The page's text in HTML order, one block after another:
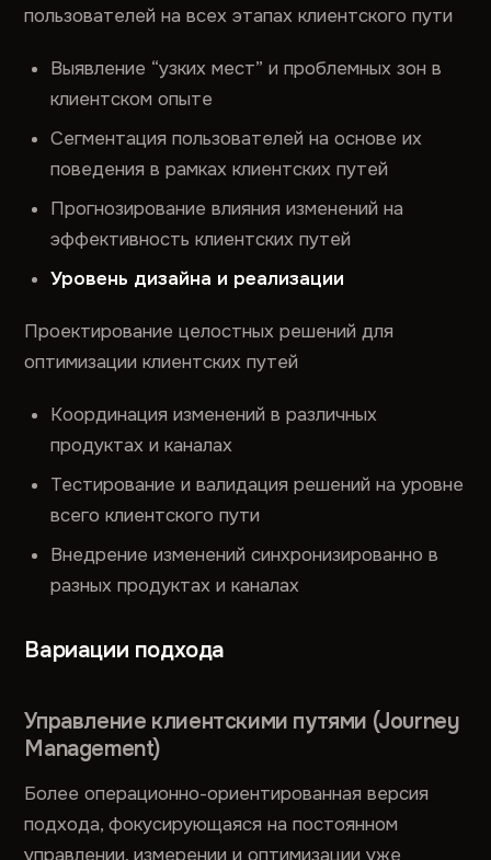
пользователей на всех этапах клиентского пути
Выявление “узких мест” и проблемных зон в
клиентском опыте
Сегментация пользователей на основе их
поведения в рамках клиентских путей
Прогнозирование влияния изменений на
эффективность клиентских путей
Уровень дизайна и реализации
Проектирование целостных решений для
оптимизации клиентских путей
Координация изменений в различных
продуктах и каналах
Тестирование и валидация решений на уровне
всего клиентского пути
Внедрение изменений синхронизированно в
разных продуктах и каналах
Вариации подхода
Управление клиентскими путями (Journey
Management)
Более операционно-ориентированная версия
подхода, фокусирующаяся на постоянном
управлении, измерении и оптимизации уже